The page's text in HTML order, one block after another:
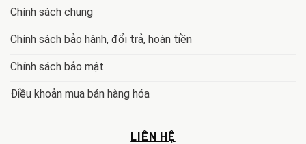
Chính sách chung
Chính sách bảo hành, đổi trả, hoàn tiền
Chính sách bảo mật
Điều khoản mua bán hàng hóa
LIÊN HỆ